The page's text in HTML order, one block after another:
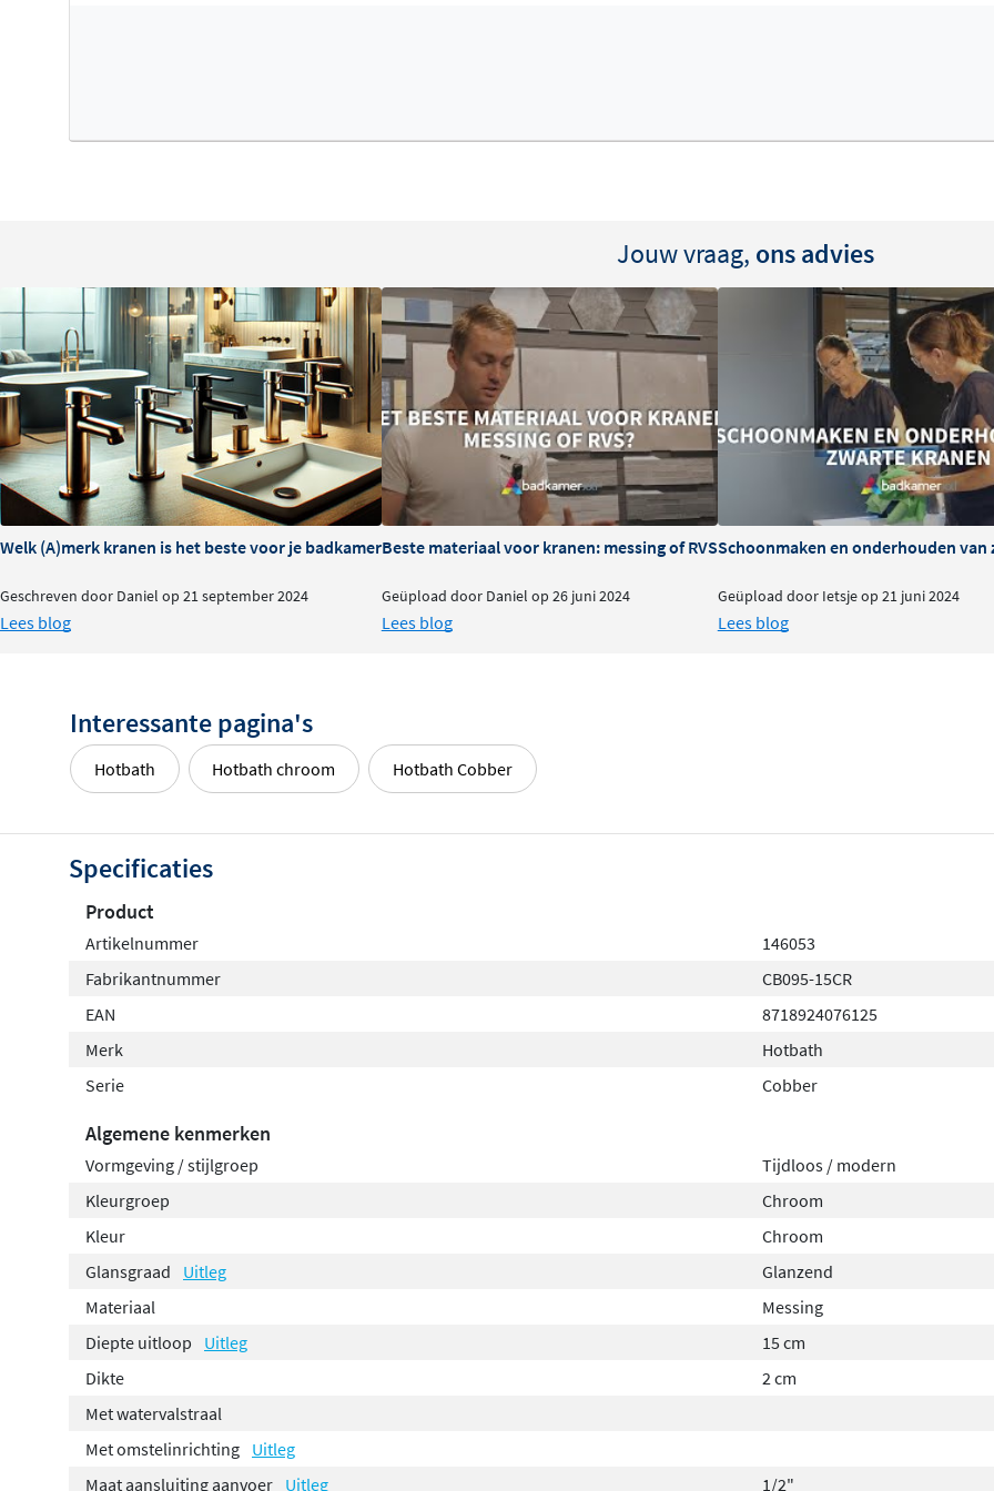
Jouw vraag, ons advies
Welk (A)merk kranen is het beste voor je badkamer?
Geschreven door Daniel op 21 september 2024
Lees blog
Beste materiaal voor kranen: messing of RVS
Geüpload door Daniel op 26 juni 2024
Lees blog
Schoonmaken en onderhouden van
Geüpload door Ietsje op 21 juni 2024
Lees blog
Interessante pagina's
Hotbath Hotbath chroom Hotbath Cobber
Specificaties
Product
Artikelnummer
146053
Fabrikantnummer
CB095-15CR
EAN
8718924076125
Merk
Hotbath
Serie
Cobber
Algemene kenmerken
Vormgeving / stijlgroep
Tijdloos / modern
Kleurgroep
Chroom
Kleur
Chroom
Glansgraad
Uitleg
Glanzend
Materiaal
Messing
Diepte uitloop
Uitleg
15 cm
Dikte
2 cm
Met watervalstraal
Met omstelinrichting Uitleg
Maat aansluiting aanvoer Uitleg 1/2"